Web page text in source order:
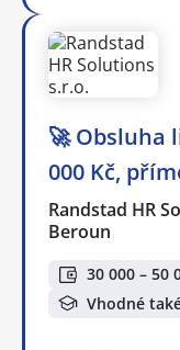
🚀 Obsluha
000 Kč,
Randstad HR
Beroun
30 000 – 50
Vhodné